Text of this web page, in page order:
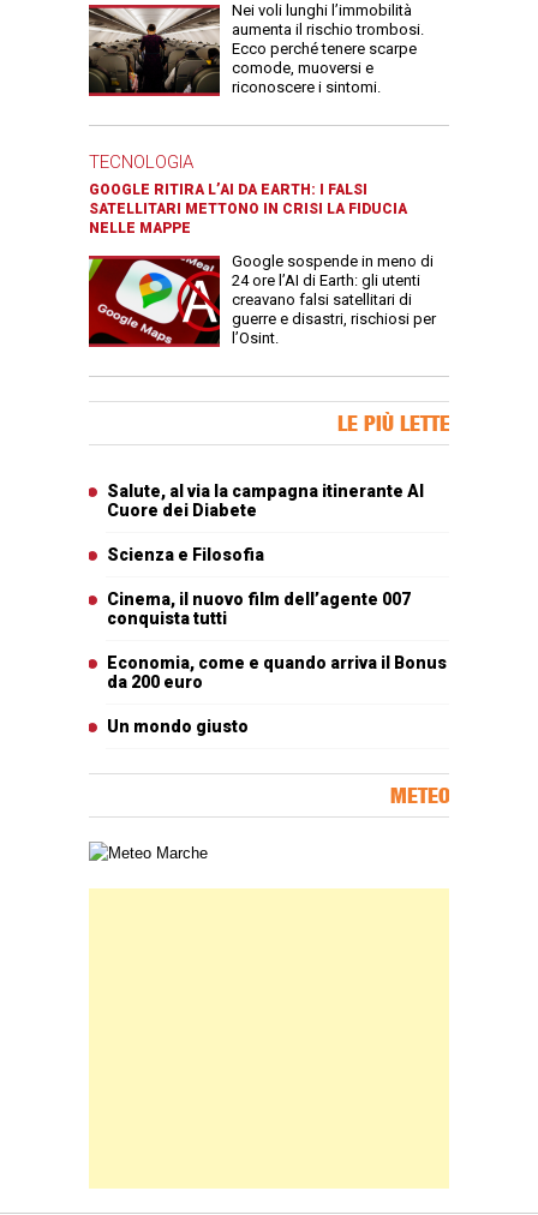
Nei voli lunghi l’immobilità
aumenta il rischio trombosi.
Ecco perché tenere scarpe
comode, muoversi e
riconoscere i sintomi.
TECNOLOGIA
GOOGLE RITIRA L’AI DA EARTH: I FALSI
SATELLITARI METTONO IN CRISI LA FIDUCIA
NELLE MAPPE
Google sospende in meno di
24 ore l’AI di Earth: gli utenti
creavano falsi satellitari di
guerre e disastri, rischiosi per
l’Osint.
LE PIÙ LETTE
Salute, al via la campagna itinerante Al
Cuore dei Diabete
Scienza e Filosofia
Cinema, il nuovo film dell’agente 007
conquista tutti
Economia, come e quando arriva il Bonus
da 200 euro
Un mondo giusto
METEO
Carta meteorologica delle Marche